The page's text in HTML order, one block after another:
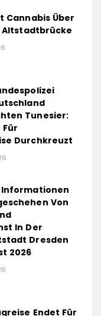
Cannabis Über
Altstadtbrücke
Tunesier:
Durchkreuzt
Informationen
Von
In Der
Dresden
2026
Endet Für